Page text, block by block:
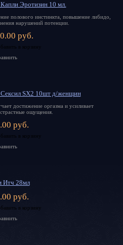
Эротизин 10 мл.
полового инстинкта, повышение либидо,
нарушений потенции.
руб.
SX2 10шт д/женщин
достижение оргазма и усиливает
ощущения.
руб.
Итч 28мл
руб.